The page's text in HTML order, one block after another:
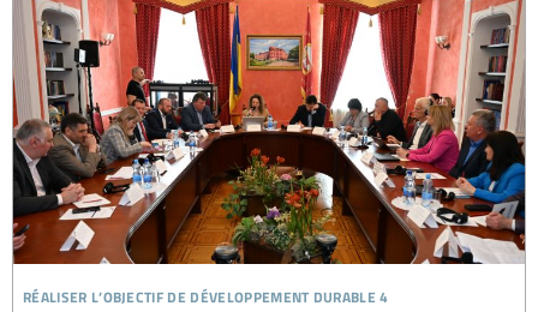
réaliser l’objectif de développement durable 4